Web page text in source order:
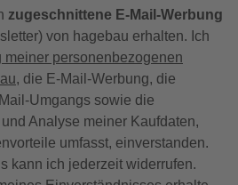
zugeschnittene E-Mail-Werbung
von hagebau erhalten. Ich
meiner personenbezogenen
, die E-Mail-Werbung, die
Umgangs sowie die
Analyse meiner Kaufdaten,
umfasst, einverstanden.
kann ich jederzeit widerrufen.